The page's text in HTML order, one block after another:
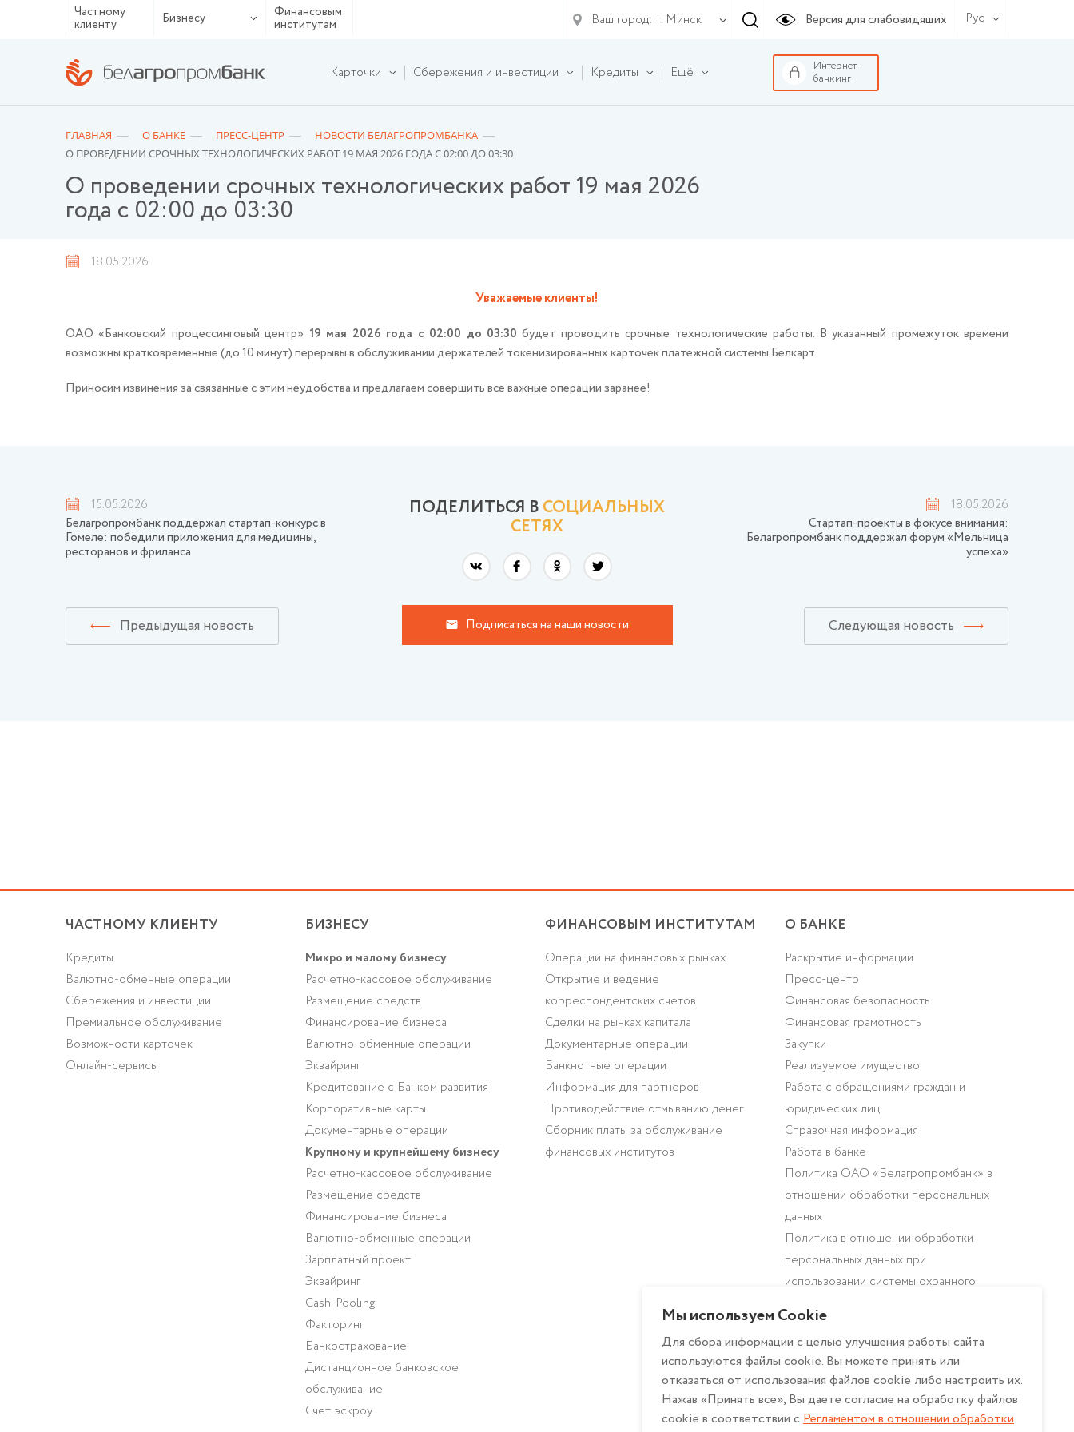
Частному
клиенту
Бизнесу
Финансовым
институтам
Ваш город: г. Минск Версия для слабовидящих Рус
Карточки Сбережения и инвестиции Кредиты Ещё
Интернет-
банкинг
ГЛАВНАЯ О БАНКЕ ПРЕСС-ЦЕНТР
НОВОСТИ БЕЛАГРОПРОМБАНКА
О ПРОВЕДЕНИИ СРОЧНЫХ ТЕХНОЛОГИЧЕСКИХ РАБОТ 19 МАЯ 2026 ГОДА С 02:00 ДО 03:30
О проведении срочных технологических работ 19 мая 2026
года с 02:00 до 03:30
18.05.2026
Уважаемые клиенты!
ОАО «Банковский процессинговый центр» 19 мая 2026 года с 02:00 до 03:30 будет проводить срочные технологические работы. В указанный промежуток времени
возможны кратковременные (до 10 минут) перерывы в обслуживании держателей токенизированных карточек платежной системы Белкарт.
Приносим извинения за связанные с этим неудобства и предлагаем совершить все важные операции заранее!
15.05.2026
Белагропромбанк поддержал стартап-конкурс в
Гомеле: победили приложения для медицины,
ресторанов и фриланса
Предыдущая новость
ПОДЕЛИТЬСЯ В СОЦИАЛЬНЫХ
СЕТЯХ
Подписаться на наши новости
18.05.2026
Стартап-проекты в фокусе внимания:
Белагропромбанк поддержал форум «Мельница
успеха»
Следующая новость
ЧАСТНОМУ КЛИЕНТУ
Кредиты
Валютно-обменные операции
Cбережения и инвестиции
Премиальное обслуживание
Возможности карточек
Онлайн-сервисы
БИЗНЕСУ
Микро и малому бизнесу
Расчетно-кассовое обслуживание
Размещение средств
Финансирование бизнеса
Валютно-обменные операции
Эквайринг
Кредитование с Банком развития
Корпоративные карты
Документарные операции
Крупному и крупнейшему бизнесу
Расчетно-кассовое обслуживание
Размещение средств
Финансирование бизнеса
Валютно-обменные операции
Зарплатный проект
Эквайринг
Cash-Pooling
Факторинг
Банкострахование
Дистанционное банковское
обслуживание
Счет эскроу
ФИНАНСОВЫМ ИНСТИТУТАМ
Операции на финансовых рынках
Открытие и ведение
корреспондентских счетов
Сделки на рынках капитала
Документарные операции
Банкнотные операции
Информация для партнеров
Противодействие отмыванию денег
Сборник платы за обслуживание
финансовых институтов
О БАНКЕ
Раскрытие информации
Пресс-центр
Финансовая безопасность
Финансовая грамотность
Закупки
Реализуемое имущество
Работа с обращениями граждан и
юридических лиц
Справочная информация
Работа в банке
Политика ОАО «Белагропромбанк» в
отношении обработки персональных
данных
Политика в отношении обработки
персональных данных при
использовании системы охранного
«Белагропромбанк»
Описание и настройка файлов cookie
Регламент в отношении обработки
файлов cookie в ОАО
«Белагропромбанк»
Мы используем Cookie
Для сбора информации с целью улучшения работы сайта
используются файлы cookie. Вы можете принять или
отказаться от использования файлов cookie либо настроить их.
Нажав «Принять все», Вы даете согласие на обработку файлов
cookie в соответствии с Регламентом в отношении обработки